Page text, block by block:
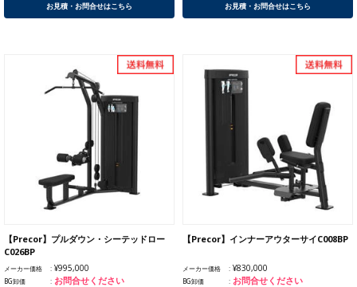
お見積・お問合せはこちら お見積・お問合せはこちら
【Precor】プルダウン・シーテッドロー
C026BP
メーカー価格 ¥995,000
BG卸価 お問合せください
【Precor】インナーアウターサイC008BP
メーカー価格 ¥830,000
BG卸価 お問合せください